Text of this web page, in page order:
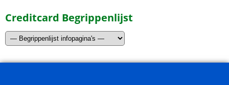
Creditcard Begrippenlijst